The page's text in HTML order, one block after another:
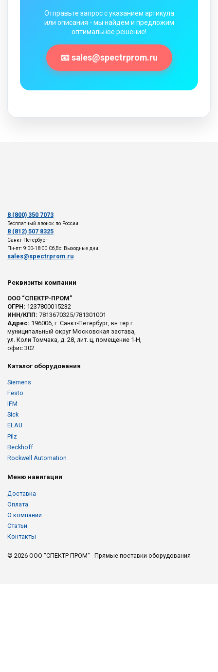
Отправьте запрос с указанием артикула
или описания - мы найдем и предложим
оптимальное решение!
📧 sales@spectrprom.ru
8 (800) 350 7073
Бесплатный звонок по России
8 (812) 507 8325
Санкт-Петербург
Пн-пт: 9:00-18:00 Сб,Вс: Выходные дни.
sales@spectrprom.ru
Реквизиты компании
ООО “СПЕКТР-ПРОМ”
ОГРН: 1237800015232
ИНН/КПП: 7813670325/781301001
Адрес: 196006, г. Санкт-Петербург, вн.тер.г.
муниципальный округ Московская застава,
ул. Коли Томчака, д. 28, лит. ц, помещение 1-Н,
офис 302
Каталог оборудования
Siemens
Festo
IFM
Sick
ELAU
Pilz
Beckhoff
Rockwell Automation
Меню навигации
Доставка
Оплата
О компании
Статьи
Контакты
© 2026 ООО "СПЕКТР-ПРОМ" - Прямые поставки оборудования